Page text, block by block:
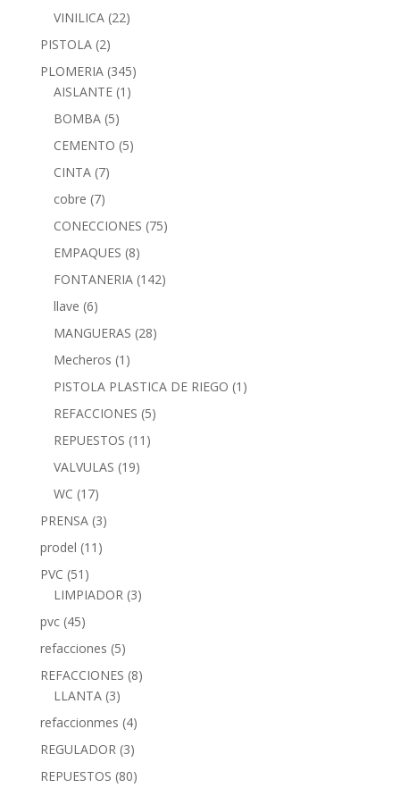
VINILICA (22)
PISTOLA (2)
PLOMERIA (345)
AISLANTE (1)
BOMBA (5)
CEMENTO (5)
CINTA (7)
cobre (7)
CONECCIONES (75)
EMPAQUES (8)
FONTANERIA (142)
llave (6)
MANGUERAS (28)
Mecheros (1)
PISTOLA PLASTICA DE RIEGO (1)
REFACCIONES (5)
REPUESTOS (11)
VALVULAS (19)
WC (17)
PRENSA (3)
prodel (11)
PVC (51)
LIMPIADOR (3)
pvc (45)
refacciones (5)
REFACCIONES (8)
LLANTA (3)
refaccionmes (4)
REGULADOR (3)
REPUESTOS (80)